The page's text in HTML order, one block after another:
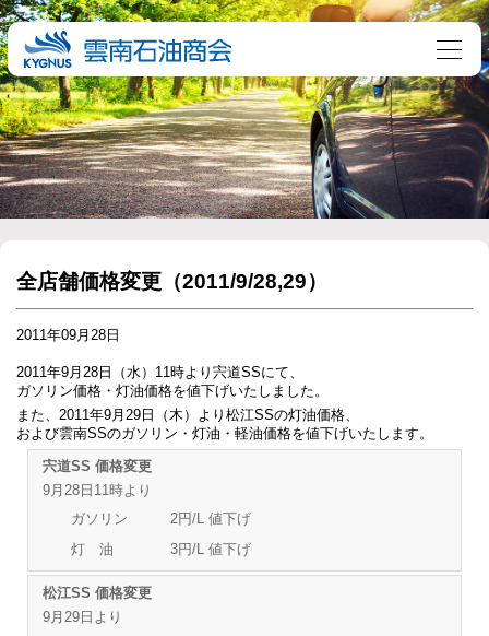
全店舗価格変更（2011/9/28,29）
2011年09月28日
2011年9月28日（水）11時より宍道SSにて、
ガソリン価格・灯油価格を値下げいたしました。
また、2011年9月29日（木）より松江SSの灯油価格、
および雲南SSのガソリン・灯油・軽油価格を値下げいたします。
宍道SS 価格変更
9月28日11時より
ガソリン 2円/L 値下げ
灯 油 3円/L 値下げ
松江SS 価格変更
9月29日より